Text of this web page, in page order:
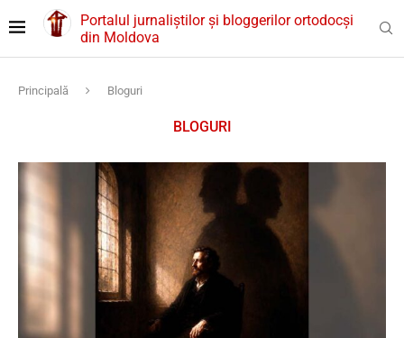
Portalul jurnaliștilor și bloggerilor ortodocși
din Moldova
Principală Bloguri
BLOGURI